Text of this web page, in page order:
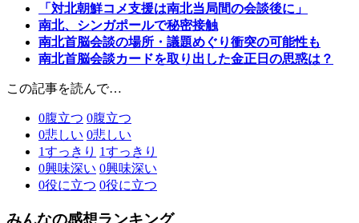
「対北朝鮮コメ支援は南北当局間の会談後に」
南北、シンガポールで秘密接触
南北首脳会談の場所・議題めぐり衝突の可能性も
南北首脳会談カードを取り出した金正日の思惑は？
この記事を読んで…
0腹立つ 0腹立つ
0悲しい 0悲しい
1すっきり 1すっきり
0興味深い 0興味深い
0役に立つ 0役に立つ
みんなの感想ランキング